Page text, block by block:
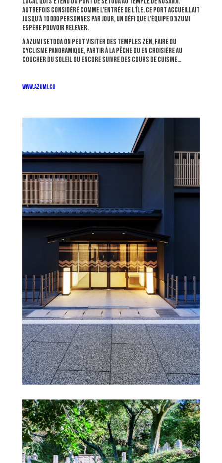
Autrefois considéré comme l’entrée de l’île, ce port accueillait
jusqu’à 10 000 personnes par jour, un défi que l’équipe d’Azumi
espère pouvoir relever.
À Azumi Setoda on peut visiter des temples zen, faire du
cyclisme panoramique, partir à la pêche ou en croisière au
coucher du soleil ou encore suivre des cours de cuisine…
www.azumi.co